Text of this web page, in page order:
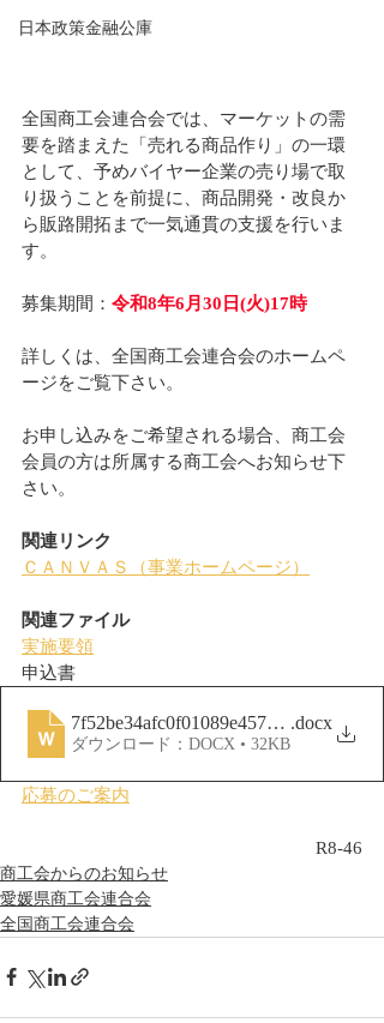
日本政策金融公庫
全国商工会連合会では、マーケットの需
要を踏まえた「売れる商品作り」の一環
として、予めバイヤー企業の売り場で取
り扱うことを前提に、商品開発・改良か
ら販路開拓まで一気通貫の支援を行いま
す。
募集期間： 令和8年6月30日(火)17時
詳しくは、全国商工会連合会のホームペ
ージをご覧下さい。
お申し込みをご希望される場合、商工会
会員の方は所属する商工会へお知らせ下
さい。
関連リンク
ＣＡＮＶＡＳ（事業ホームページ）
関連ファイル
実施要領
申込書
7f52be34afc0f01089e457b18215be39
.docx
ダウンロード：DOCX • 32KB
応募のご案内
R8-46
商工会からのお知らせ
愛媛県商工会連合会
全国商工会連合会